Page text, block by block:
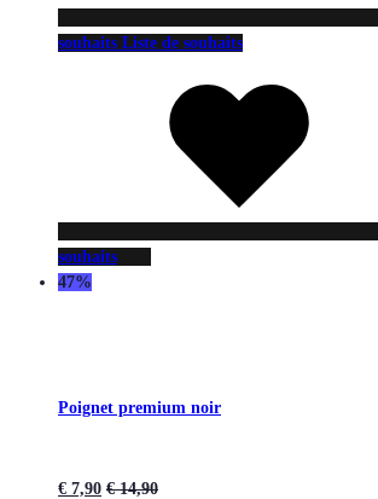
souhaits Liste de souhaits
souhaits
47%
Poignet premium noir
€ 7,90 €14,90